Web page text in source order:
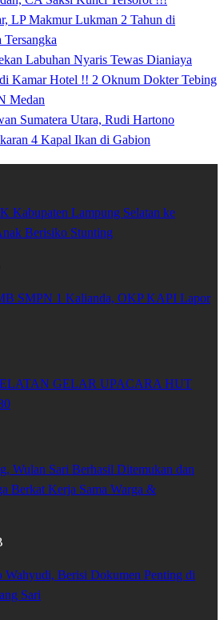
LP Makmur Lukman 2 Tahun di
Tersangka
Labuhan Nyaris Tewas Dianiaya
Kamar Hotel !! 2 Oknum Dokter Tebing
Medan
Sumatera Utara, Rudi Hartono
4 Kapal Ikan di Gabion
Kabupaten Lampung Selatan ke
Berisiko Stunting
SMPN 1 Kalianda, OKP KAPI Lapor
GELAR UPACARA HUT
Wulan Sari Berhasil Ditemukan dan
Berkat Kerja Sama Warga &
Berisi Dokumen Penting di
Sari